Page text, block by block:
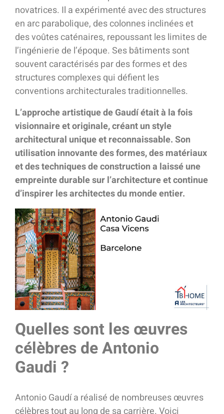
novatrices. Il a expérimenté avec des structures
en arc parabolique, des colonnes inclinées et
des voûtes caténaires, repoussant les limites de
l’ingénierie de l’époque. Ses bâtiments sont
souvent caractérisés par des formes et des
structures complexes qui défient les
conventions architecturales traditionnelles.
L’approche artistique de Gaudí était à la fois
visionnaire et originale, créant un style
architectural unique et reconnaissable.Son
utilisation innovante des formes, des matériaux
et des techniques de construction a laissé une
empreinte durable sur l’architecture et continue
d’inspirer les architectes du monde entier.
Quelles sont les œuvres
célèbres de Antonio
Gaudi ?
Antonio Gaudí a réalisé de nombreuses œuvres